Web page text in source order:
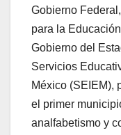
Gobierno
para la
Gobierno del
Servicios
México (SEIEM),
el primer
analfabetismo y